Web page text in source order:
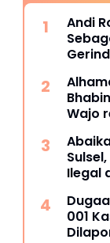
Andi
Wajo
Ilegal
Hari Tiga Pelaku Terkesan
001